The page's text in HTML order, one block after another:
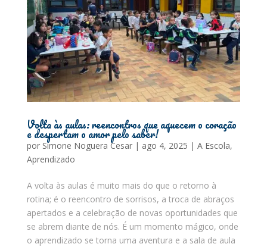
Volta às aulas: reencontros que aquecem o coração
e despertam o amor pelo saber!
por Simone Noguera Cesar| ago 4, 2025 | A Escola,
Aprendizado
A volta às aulas é muito mais do que o retorno à
rotina; é o reencontro de sorrisos, a troca de abraços
apertados e a celebração de novas oportunidades que
se abrem diante de nós. É um momento mágico, onde
o aprendizado se torna uma aventura e a sala de aula